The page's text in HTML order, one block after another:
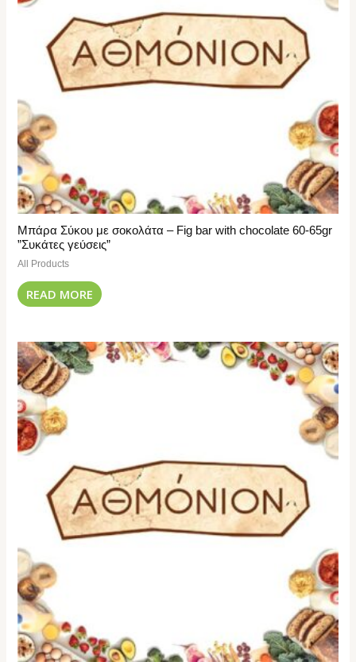
Μπάρα Σύκου με σοκολάτα – Fig bar with chocolate 60-65gr
”Συκάτες γεύσεις”
All Products
READ MORE